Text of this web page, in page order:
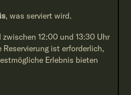
, was serviert wird.
12:00 und 13:30 Uhr
Reservierung ist erforderlich,
Erlebnis bieten